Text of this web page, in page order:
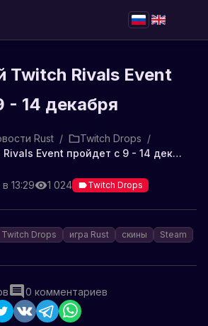
Rivals Event
- 14 декабря
Rust / Twitch Drops /
Следующий Twitch Rivals Event пройдет с 9 - 14 декабря
13:29 1 024 Twitch Drops
Twitch Drops игра Rust скины Steam
0 комментариев